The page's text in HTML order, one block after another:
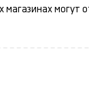
могут